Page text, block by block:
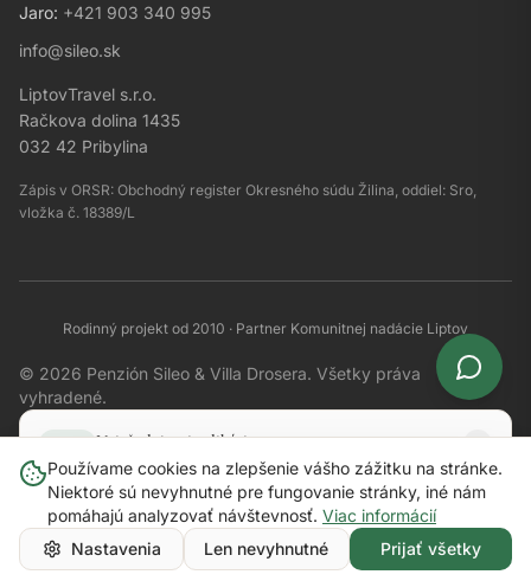
Jaro: +421 903 340 995
info@sileo.sk
LiptovTravel s.r.o.
Račkova dolina 1435
032 42 Pribylina
Zápis v ORSR: Obchodný register Okresného súdu Žilina, oddiel: Sro,
vložka č. 18389/L
Rodinný projekt od 2010 · Partner Komunitnej nadácie Liptov
© 2026 Penzión Sileo & Villa Drosera. Všetky práva
vyhradené.
Vytvorené s v Račkovej doline
Powered by Lovable
Asistent Sileo & Drosera
Ahoj! 👋 Som váš asistent pre
ubytovanie v Račkovej doline. Ako
vám môžem pomôcť?
Aké izby máte?
Používame cookies na zlepšenie vášho zážitku na stránke.
Niektoré sú nevyhnutné pre fungovanie stránky, iné nám
pomáhajú analyzovať návštevnosť. Viac informácií
Nastavenia
Len nevyhnutné Prijať všetky
Nainštalujte si aplikáciu
Rýchly prístup k bodom a odmenám priamo z vášho
telefónu
Nainštalovať Neskôr
Rezervovať pobyt